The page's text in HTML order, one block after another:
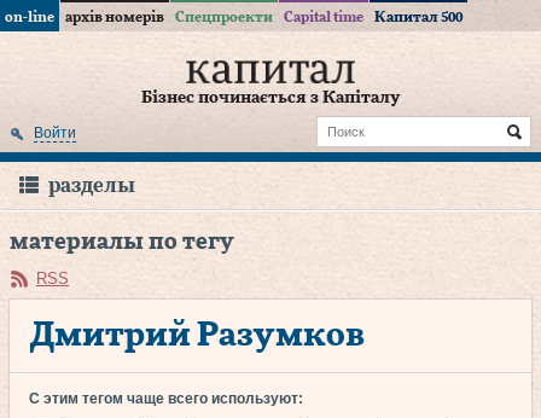
on-line архів номерів Спецпроекти Capital time Капитал 500
Бізнес починається з Капіталу
Войти
разделы
материалы по тегу
RSS
Дмитрий Разумков
С этим тегом чаще всего используют: